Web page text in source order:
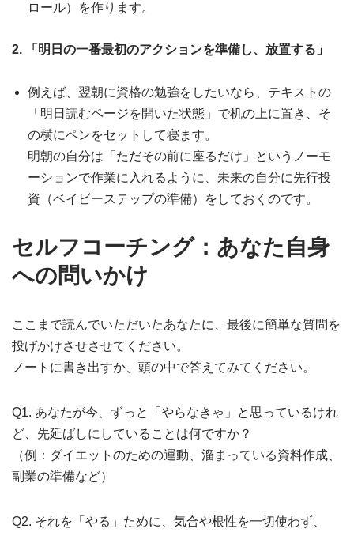
ロール）を作ります。
2. 「明日の一番最初のアクションを準備し、放置する」
例えば、翌朝に資格の勉強をしたいなら、テキストの
「明日読むページを開いた状態」で机の上に置き、そ
の横にペンをセットして寝ます。
明朝の自分は「ただその前に座るだけ」というノーモ
ーションで作業に入れるように、未来の自分に先行投
資（ベイビーステップの準備）をしておくのです。
セルフコーチング：あなた自身
への問いかけ
ここまで読んでいただいたあなたに、最後に簡単な質問を
投げかけさせさせてください。
ノートに書き出すか、頭の中で答えてみてください。
Q1. あなたが今、ずっと「やらなきゃ」と思っているけれ
ど、先延ばしにしていることは何ですか？
（例：ダイエットのための運動、溜まっている資料作成、
副業の準備など）
Q2. それを「やる」ために、気合や根性を一切使わず、